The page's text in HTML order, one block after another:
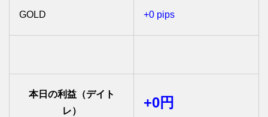
GOLD +0 pips
本日の利益（デイト
レ）
+0円